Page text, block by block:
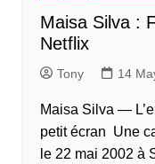
Maisa Silva :
Netflix
Tony 14
Maisa Silva —
petit écran Une
le 22 mai 2002 à